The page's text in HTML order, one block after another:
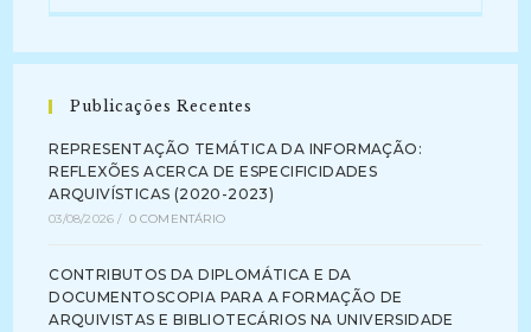
Publicações Recentes
REPRESENTAÇÃO TEMÁTICA DA INFORMAÇÃO:
REFLEXÕES ACERCA DE ESPECIFICIDADES
ARQUIVÍSTICAS (2020-2023)
03/08/2026 / 0 COMENTÁRIO
CONTRIBUTOS DA DIPLOMÁTICA E DA
DOCUMENTOSCOPIA PARA A FORMAÇÃO DE
ARQUIVISTAS E BIBLIOTECÁRIOS NA UNIVERSIDADE